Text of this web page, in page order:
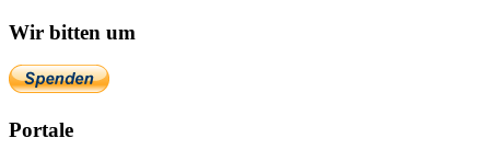
Wir bitten um
Portale